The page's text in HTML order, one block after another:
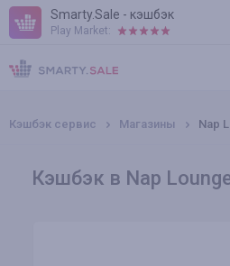
Smarty.Sale - кэшбэк
Play Market:
ПРАВИЛА
ПЛАГИНЫ
Кэшбэк сервис Магазины Nap
Кэшбэк в Nap